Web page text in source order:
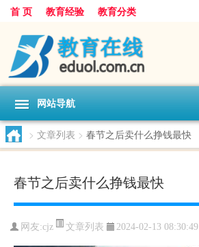
首 页 教育经验 教育分类
网站导航
> 文章列表 > 春节之后卖什么挣钱最快
春节之后卖什么挣钱最快
网友:cjz 文章列表 2024-02-13 08:30:49